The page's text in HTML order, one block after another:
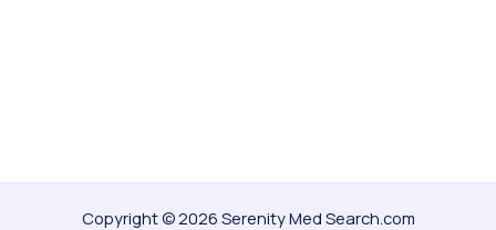
Copyright © 2026 Serenity Med Search.com